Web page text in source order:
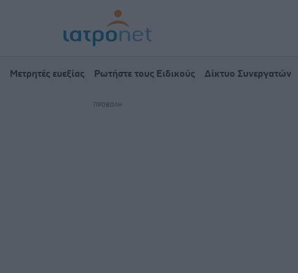
Μετρητές ευεξίας Ρωτήστε τους Ειδικούς Δίκτυο Συνεργατών